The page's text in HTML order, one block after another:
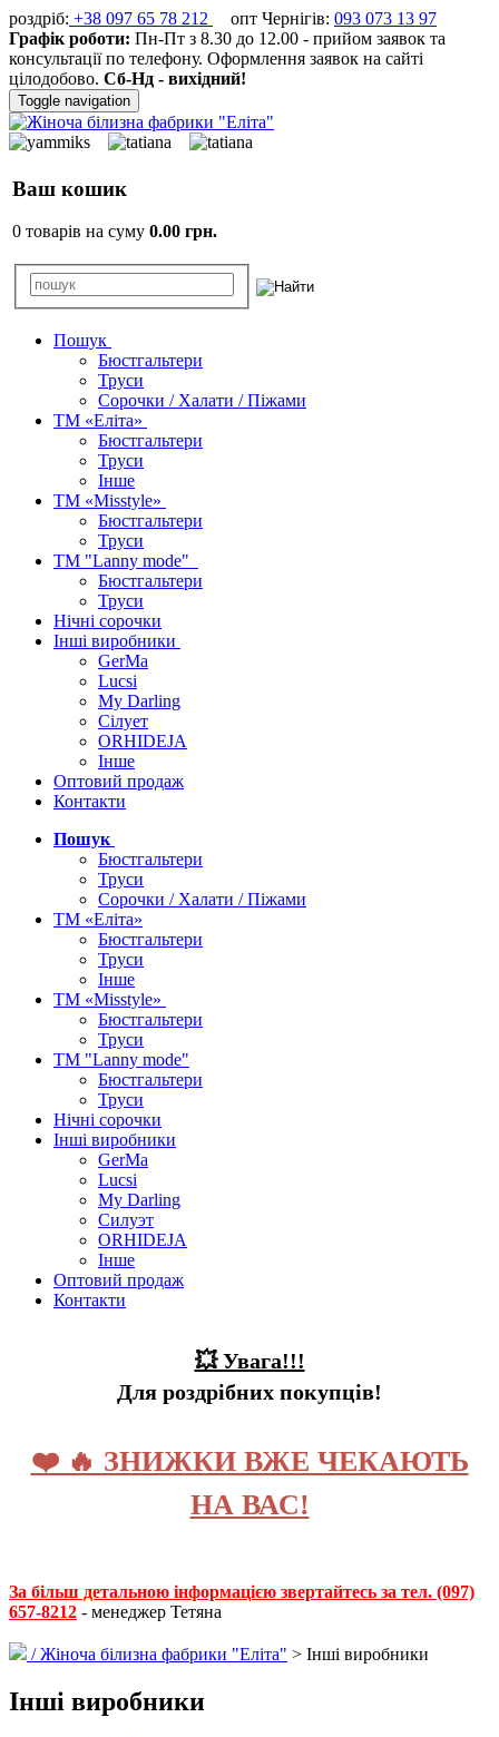
роздріб: +38 097 65 78 212 опт Чернігів: 093 073 13 97
Графік роботи: Пн-Пт з 8.30 до 12.00 - прийом заявок та
консультації по телефону. Оформлення заявок на сайті
цілодобово. Сб-Нд - вихідний!
Toggle navigation
Ваш кошик
0 товарів на суму 0.00 грн.
Пошук
Бюстгальтери
Труси
Сорочки / Халати / Піжами
ТМ «Еліта»
Бюстгальтери
Труси
Інше
ТМ «Misstyle»
Бюстгальтери
Труси
ТМ "Lanny mode"
Бюстгальтери
Труси
Нічні сорочки
Інші виробники
GerMa
Lucsi
My Darling
Сілует
ORHIDEJA
Інше
Оптовий продаж
Контакти
Пошук
Бюстгальтери
Труси
Сорочки / Халати / Піжами
ТМ «Еліта»
Бюстгальтери
Труси
Інше
ТМ «Misstyle»
Бюстгальтери
Труси
ТМ "Lanny mode"
Бюстгальтери
Труси
Нічні сорочки
Інші виробники
GerMa
Lucsi
My Darling
Силуэт
ORHIDEJA
Інше
Оптовий продаж
Контакти
💥 Увага!!!
Для роздрібних покупців!
❤️ 🔥 ЗНИЖКИ ВЖЕ ЧЕКАЮТЬ
НА ВАС!
За більш детальною інформацією звертайтесь за тел. (097)
657-8212 - менеджер Тетяна
/Жіноча білизна фабрики "Еліта" > Інші виробники
Інші виробники